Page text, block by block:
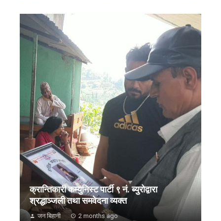
क्रान्तिकारी कम्युनिस्ट पार्टी ९ नं. ब्युरोद्वारा
श्रद्धाञ्जली तथा समवेदना व्यक्त
जन बिहानी 2 months ago